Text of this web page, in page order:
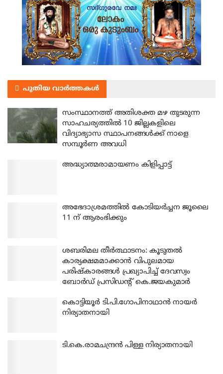
പുതിയ വാർത്തകൾ
സംസ്ഥാനത്ത് അതിശക്ത മഴ തുടരുന്ന
സാഹചര്യത്തിൽ 10 ജില്ലകളിലെ
വിദ്യാഭ്യാസ സ്ഥാപനങ്ങൾക്ക് നാളെ
സമ്പൂർണ അവധി
അദ്ധ്യാത്മരാമായണം കിളിപ്പാട്ട്
അഭേദാശ്രമത്തില്‍ കോടിയര്‍ച്ചന ജൂലൈ
11 ന് ആരംഭിക്കും
ശബരിമല തീര്‍ത്ഥാടനം: കൂടുതല്‍
കാര്യക്ഷമമാക്കാന്‍ വിപുലമായ
പരിഷ്‌കാരങ്ങള്‍ പ്രഖ്യാപിച്ച് ദേവസ്വം
ബോര്‍ഡ് പ്രസിഡന്റ് കെ.ജയകുമാര്‍
കൊട്ടിയൂര്‍ ടി.പി.ഗോപിനാഥാന്‍ നായര്‍
നിര്യാതനായി
ടി.കെ.രാമചന്ദ്രന്‍ പിള്ള നിര്യാതനായി